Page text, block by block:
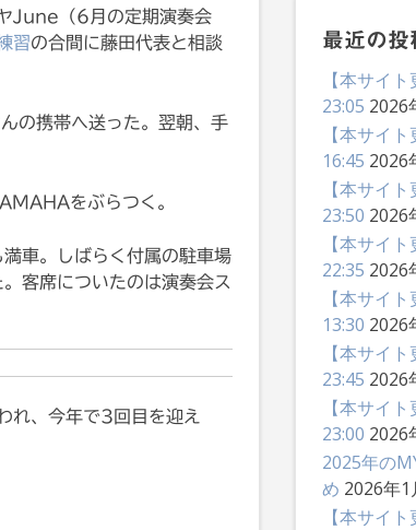
June（6月の定期演奏会
習の合間に藤田代表と相談
の携帯へ送った。翌朝、手
をぶらつく。
車。しばらく付属の駐車場
客席についたのは演奏会ス
れ、今年で3回目を迎え
最近の投
【本サイ
23:05 2026
【本サイ
16:45 2026
【本サイ
23:50 2026
【本サイ
22:35 2026
【本サイ
13:30 2026
【本サイ
23:45 2026
【本サイ
23:00 2026
2025年の
め 2026年1
【本サイ